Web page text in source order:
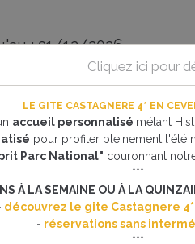
: 31/12/2026
organisés.
Cliquez ici pour
LE GITE CASTAGNERE 4* EN
accueil personnalisé mélant
pour profiter pleinement l'été
Parc National" couronnant
***
À LA SEMAINE OU À LA
découvrez le gite Castagnere
- réservations sans
***